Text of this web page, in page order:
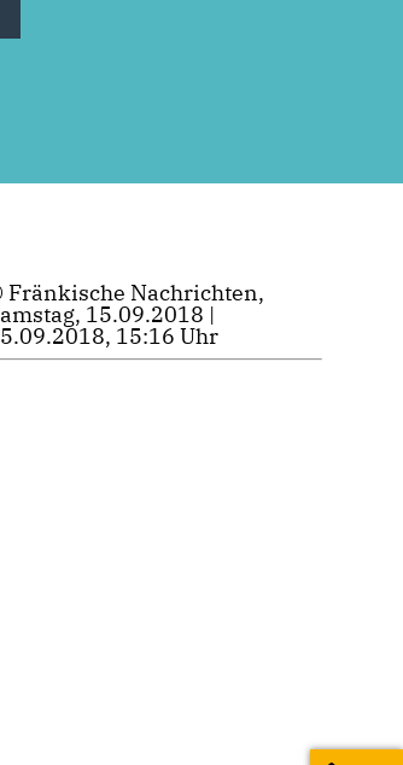
Fränkische Nachrichten,
15.09.2018 |
15:16 Uhr